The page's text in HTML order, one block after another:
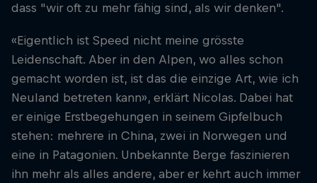
dass "wir oft zu mehr fähig sind, als wir denken".
«Eigentlich ist Speed nicht meine grösste
Leidenschaft. Aber in den Alpen, wo alles schon
gemacht worden ist, ist das die einzige Art, wie ich
Neuland betreten kann», erklärt Nicolas. Dabei hat
er einige Erstbegehungen in seinem Gipfelbuch
stehen: mehrere in China, zwei in Norwegen und
eine in Patagonien. Unbekannte Berge faszinieren
ihn mehr als alles andere, aber er kehrt auch immer